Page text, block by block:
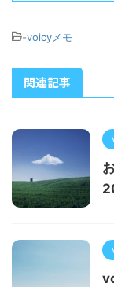
-voicyメモ
関連記事